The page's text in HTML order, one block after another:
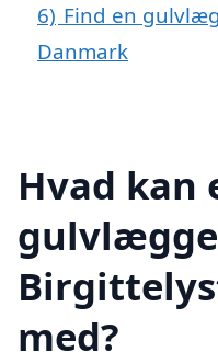
6) Find en
Danmark
Hvad kan
med?